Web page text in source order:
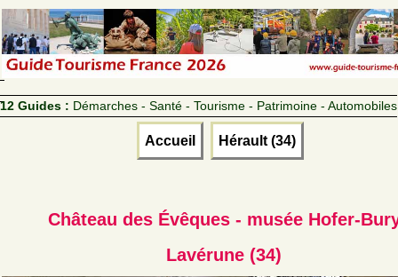
12 Guides : Démarches - Santé - Tourisme - Patrimoine - Automobiles
Accueil Hérault (34)
Château des Évêques - musée Hofer-
Lavérune (34)